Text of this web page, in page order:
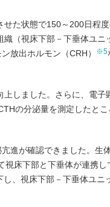
た状態で150～200日程
（視床下部－下垂体ユニ
放出ホルモン（CRH）
※5
しました。さらに、電
の分泌量を測定したと
進が確認できました。生
床下部と下垂体が連携し
、視床下部－下垂体ユニ